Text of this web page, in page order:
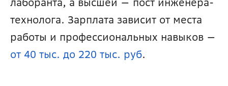
технолога. Зарплата зависит от места
от 40 тыс. до 220 тыс. руб.